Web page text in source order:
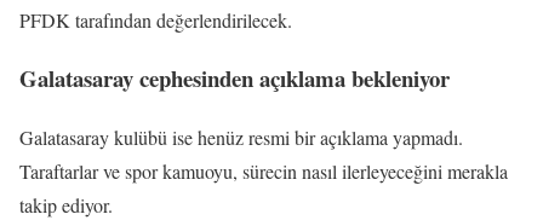
PFDK tarafından değerlendirilecek.
Galatasaray cephesinden açıklama bekleniyor
Galatasaray kulübü ise henüz resmi bir açıklama yapmadı.
Taraftarlar ve spor kamuoyu, sürecin nasıl ilerleyeceğini merakla
takip ediyor.